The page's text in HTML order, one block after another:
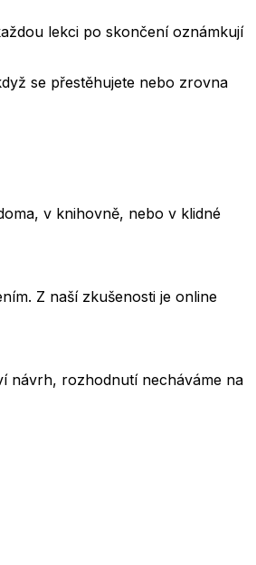
lekci po skončení oznámkují
se přestěhujete nebo zrovna
v knihovně, nebo v klidné
Z naší zkušenosti je online
návrh, rozhodnutí necháváme na